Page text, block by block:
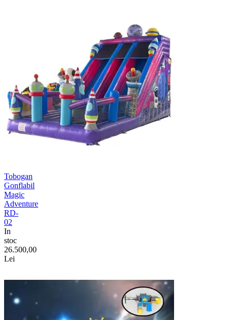
Tobogan
Gonflabil
Magic
Adventure
RD-
02
In
stoc
26.500,00
Lei